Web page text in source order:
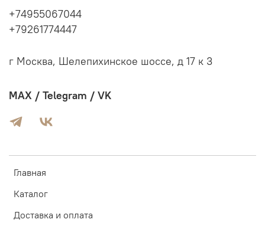
Главная
Каталог
Доставка и оплата
+74955067044
+79261774447
г Москва, Шелепихинское шоссе, д 17 к 3
MAX / Telegram / VK